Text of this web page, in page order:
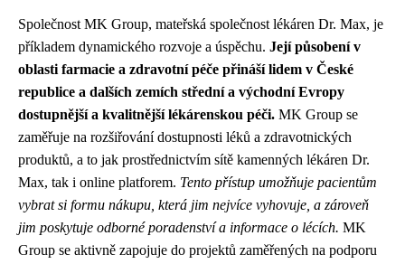
Společnost MK Group, mateřská společnost lékáren Dr. Max, je
příkladem dynamického rozvoje a úspěchu. Její působení v
oblasti farmacie a zdravotní péče přináší lidem v České
republice a dalších zemích střední a východní Evropy
dostupnější a kvalitnější lékárenskou péči. MK Group se
zaměřuje na rozšiřování dostupnosti léků a zdravotnických
produktů, a to jak prostřednictvím sítě kamenných lékáren Dr.
Max, tak i online platforem. Tento přístup umožňuje pacientům
vybrat si formu nákupu, která jim nejvíce vyhovuje, a zároveň
jim poskytuje odborné poradenství a informace o lécích. MK
Group se aktivně zapojuje do projektů zaměřených na podporu